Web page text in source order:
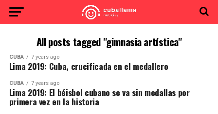
All posts tagged "gimnasia artística"
CUBA 7 years ago
Lima 2019: Cuba, crucificada en el medallero
CUBA 7 years ago
Lima 2019: El béisbol cubano se va sin medallas por
primera vez en la historia